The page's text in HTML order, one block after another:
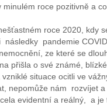
roce pozitivně a
roce 2020, kdy
pandemie
ze které se
přišla o své známé,
situace ocitli ve
nepomůže nám rozvíjet
evidentní a reálný, a